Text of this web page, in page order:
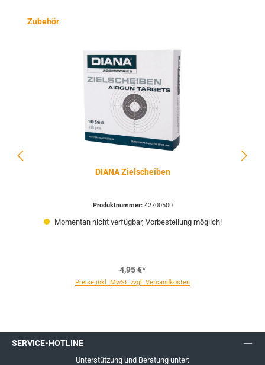
Produktgalerie überspringen
Zubehör
DIANA Zielscheiben
Produktnummer: 42700500
Momentan nicht verfügbar, Vorbestellung möglich!
4,95 €*
Preise inkl. MwSt. zzgl. Versandkosten
SERVICE-HOTLINE
Unterstützung und Beratung unter: